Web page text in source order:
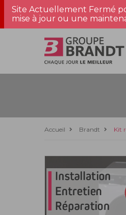
Site Actuellement Fermé
mise à jour ou une
Accueil Brandt Kit